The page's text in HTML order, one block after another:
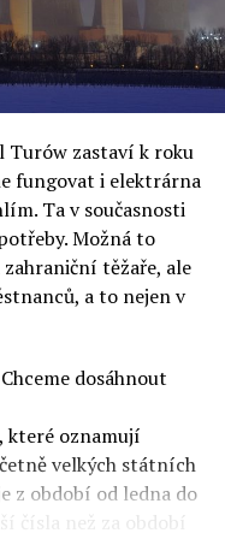
kteří mu všechno
řekl Rafał
Rzeczy a ironicky
státního hřebčince
koní za 600
oslavované jako
prodalo za 2,5
partou
koní. Ve vidění
při prodeji koní o
vydávání víz
se nelegálně
na to dokonce
komise, která přišla
bylo
tedy že víza byla
Turów zastaví k roku
fungovat i elektrárna
Ta v současnosti
Možná to
těžaře, ale
a to nejen v
dosáhnout
které oznamují
velkých státních
z období od ledna do
čísla než za období